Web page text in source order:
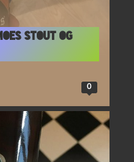
Stout og
0